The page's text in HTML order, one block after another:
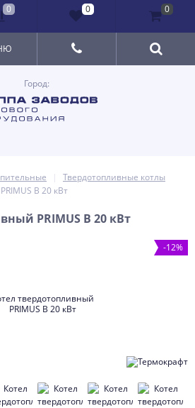
Город:
Твердотопливные котлы
B 20 кВт
PRIMUS B 20 кВт
-12%
0 0 0